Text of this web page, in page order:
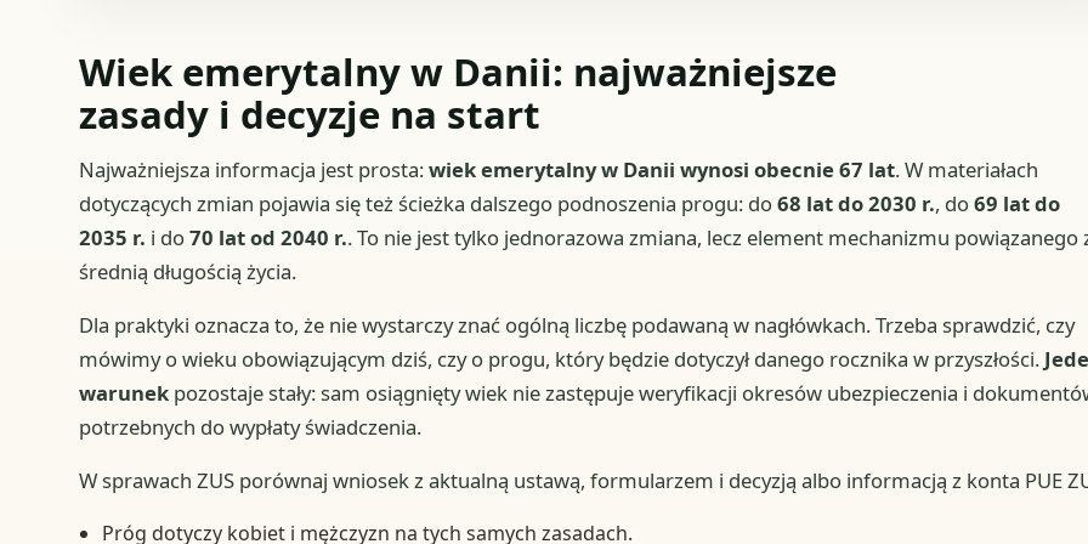
Wiek emerytalny w Danii: najważniejsze
zasady i decyzje na start
Najważniejsza informacja jest prosta:wiek emerytalny w Danii wynosi obecnie 67 lat. W materiałach
dotyczących zmian pojawia się też ścieżka dalszego podnoszenia progu: do68 lat do 2030 r., do69 lat do
2035 r. i do70 lat od 2040 r.. To nie jest tylko jednorazowa zmiana, lecz element mechanizmu powiązanego
średnią długością życia.
Dla praktyki oznacza to, że nie wystarczy znać ogólną liczbę podawaną w nagłówkach. Trzeba sprawdzić, czy
mówimy o wieku obowiązującym dziś, czy o progu, który będzie dotyczył danego rocznika w przyszłości.
warunekpozostaje stały: sam osiągnięty wiek nie zastępuje weryfikacji okresów ubezpieczenia i
potrzebnych do wypłaty świadczenia.
W sprawach ZUS porównaj wniosek z aktualną ustawą, formularzem i decyzją albo informacją z konta PUE
Próg dotyczy kobiet i mężczyzn na tych samych zasadach.